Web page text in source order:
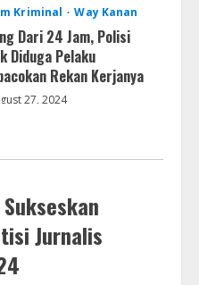
WiFi Ilegal Numpang
PLN di Buay Bahuga dan
Ancam Keselamatan
3, 2026
Kriminal
Way Kanan
Dari 24 Jam, Polisi
Diduga Pelaku
Rekan Kerjanya
27, 2024
Sukseskan
Jurnalis